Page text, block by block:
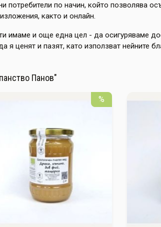
потребители по начин, който позволява
както и онлайн.
имаме и още една цел - да осигуряваме
ценят и пазят, като използват нейните
Панов"
%